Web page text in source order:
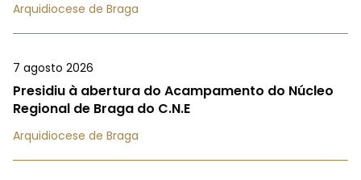
Arquidiocese de Braga
7 agosto 2026
Presidiu à abertura do Acampamento do Núcleo
Regional de Braga do C.N.E
Arquidiocese de Braga